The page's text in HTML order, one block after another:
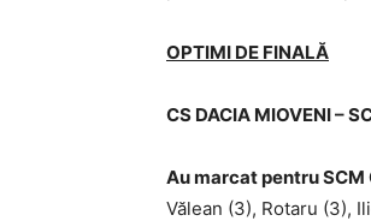
OPTIMI DE FINALĂ
CS DACIA MIOVENI –
Au marcat pentru SCM
Vălean (3), Rotaru (3),